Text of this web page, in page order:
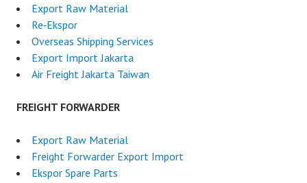
Export Raw Material
Re‑Ekspor
Overseas Shipping Services
Export Import Jakarta
Air Freight Jakarta Taiwan
FREIGHT FORWARDER
Export Raw Material
Freight Forwarder Export Import
Ekspor Spare Parts